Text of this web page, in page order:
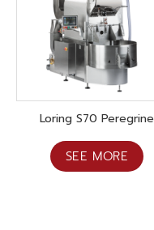
Loring S70 Peregrine
SEE MORE